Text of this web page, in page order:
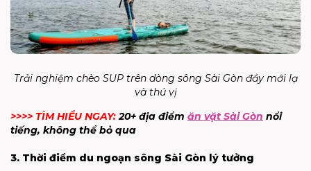
Trải nghiệm chèo SUP trên dòng sông Sài Gòn đầy mới lạ
và thú vị
>>>> TÌM HIỂU NGAY:20+ địa điểm ăn vặt Sài Gòn nổi
tiếng, không thể bỏ qua
3. Thời điểm du ngoạn sông Sài Gòn lý tưởng